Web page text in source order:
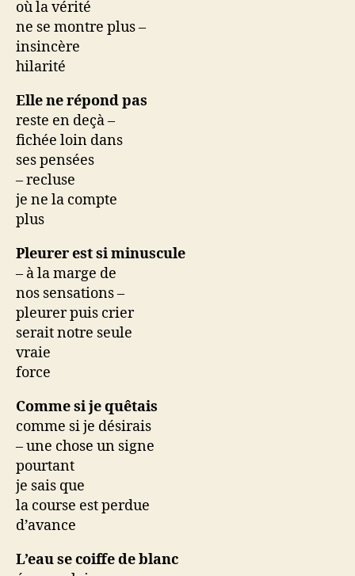
où la vérité
ne se montre plus –
insincère
hilarité
Elle ne répond pas
reste en deçà –
fichée loin dans
ses pensées
– recluse
je ne la compte
plus
Pleurer est si minuscule
– à la marge de
nos sensations –
pleurer puis crier
serait notre seule
vraie
force
Comme si je quêtais
comme si je désirais
– une chose un signe
pourtant
je sais que
la course est perdue
d’avance
L’eau se coiffe de blanc